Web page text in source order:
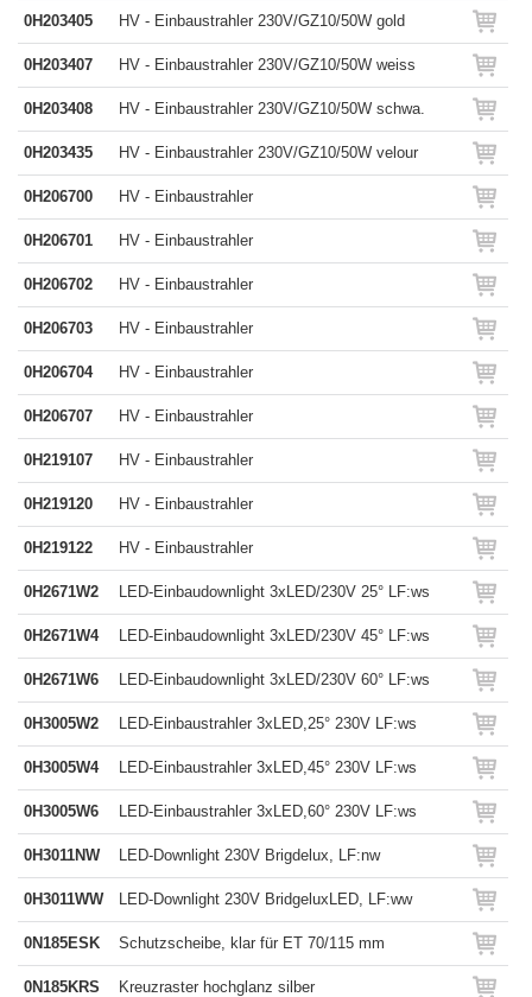
0H203405 HV - Einbaustrahler 230V/GZ10/50W gold
0H203407 HV - Einbaustrahler 230V/GZ10/50W weiss
0H203408 HV - Einbaustrahler 230V/GZ10/50W schwa.
0H203435 HV - Einbaustrahler 230V/GZ10/50W velour
0H206700 HV - Einbaustrahler
0H206701 HV - Einbaustrahler
0H206702 HV - Einbaustrahler
0H206703 HV - Einbaustrahler
0H206704 HV - Einbaustrahler
0H206707 HV - Einbaustrahler
0H219107 HV - Einbaustrahler
0H219120 HV - Einbaustrahler
0H219122 HV - Einbaustrahler
0H2671W2 LED-Einbaudownlight 3xLED/230V 25° LF:ws
0H2671W4 LED-Einbaudownlight 3xLED/230V 45° LF:ws
0H2671W6 LED-Einbaudownlight 3xLED/230V 60° LF:ws
0H3005W2 LED-Einbaustrahler 3xLED,25° 230V LF:ws
0H3005W4 LED-Einbaustrahler 3xLED,45° 230V LF:ws
0H3005W6 LED-Einbaustrahler 3xLED,60° 230V LF:ws
0H3011NW LED-Downlight 230V Brigdelux, LF:nw
0H3011WW LED-Downlight 230V BridgeluxLED, LF:ww
0N185ESK Schutzscheibe, klar für ET 70/115 mm
0N185KRS Kreuzraster hochglanz silber